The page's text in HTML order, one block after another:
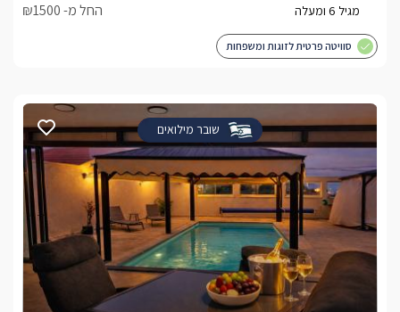
החל מ- ₪1500
סוויטה פרטית לזוגות ומשפחות
שובר מילואים